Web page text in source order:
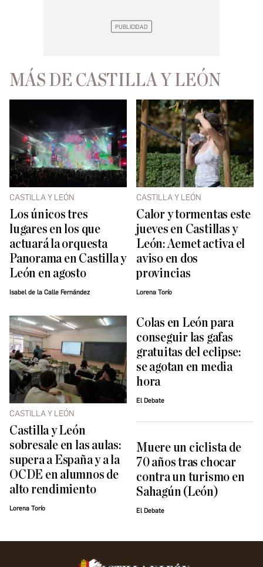
MÁS DE CASTILLA Y LEÓN
CASTILLA Y LEÓN
Los únicos tres
lugares en los que
actuará la orquesta
Panorama en Castilla y
León en agosto
Isabel de la Calle Fernández
CASTILLA Y LEÓN
Calor y tormentas este
jueves en Castillas y
León: Aemet activa el
aviso en dos
provincias
Lorena Torío
CASTILLA Y LEÓN
Castilla y León
sobresale en las aulas:
supera a España y a la
OCDE en alumnos de
alto rendimiento
Lorena Torío
Colas en León para
conseguir las gafas
gratuitas del eclipse:
se agotan en media
hora
El Debate
Muere un ciclista de
70 años tras chocar
contra un turismo en
Sahagún (León)
El Debate